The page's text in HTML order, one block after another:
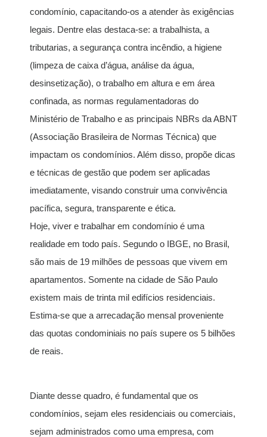
condomínio, capacitando-os a atender às exigências
legais. Dentre elas destaca-se: a trabalhista, a
tributarias, a segurança contra incêndio, a higiene
(limpeza de caixa d’água, análise da água,
desinsetização), o trabalho em altura e em área
confinada, as normas regulamentadoras do
Ministério de Trabalho e as principais NBRs da ABNT
(Associação Brasileira de Normas Técnica) que
impactam os condomínios. Além disso, propõe dicas
e técnicas de gestão que podem ser aplicadas
imediatamente, visando construir uma convivência
pacífica, segura, transparente e ética.
Hoje, viver e trabalhar em condomínio é uma
realidade em todo país. Segundo o IBGE, no Brasil,
são mais de 19 milhões de pessoas que vivem em
apartamentos. Somente na cidade de São Paulo
existem mais de trinta mil edifícios residenciais.
Estima-se que a arrecadação mensal proveniente
das quotas condominiais no país supere os 5 bilhões
de reais.
Diante desse quadro, é fundamental que os
condomínios, sejam eles residenciais ou comerciais,
sejam administrados como uma empresa, com